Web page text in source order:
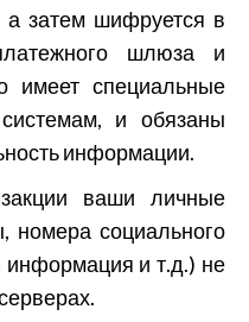
а затем шифруется в
шлюза и
имеет специальные
и обязаны
информации.
ваши личные
номера социального
информация и т.д.) не